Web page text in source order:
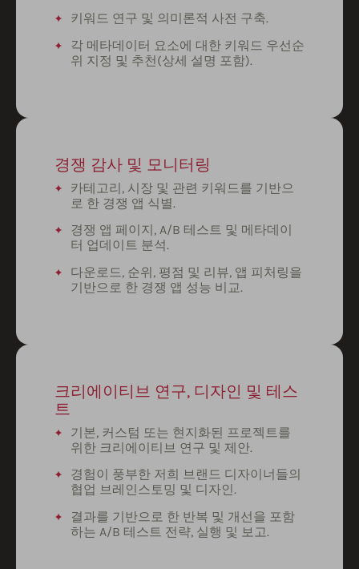
키워드 연구 및 의미론적 사전 구축.
각 메타데이터 요소에 대한 키워드 우선순
위 지정 및 추천(상세 설명 포함).
경쟁 감사 및 모니터링
카테고리, 시장 및 관련 키워드를 기반으
로 한 경쟁 앱 식별.
경쟁 앱 페이지, A/B 테스트 및 메타데이
터 업데이트 분석.
다운로드, 순위, 평점 및 리뷰, 앱 피처링을
기반으로 한 경쟁 앱 성능 비교.
크리에이티브 연구, 디자인 및 테스
트
기본, 커스텀 또는 현지화된 프로젝트를
위한 크리에이티브 연구 및 제안.
경험이 풍부한 저희 브랜드 디자이너들의
협업 브레인스토밍 및 디자인.
결과를 기반으로 한 반복 및 개선을 포함
하는 A/B 테스트 전략, 실행 및 보고.